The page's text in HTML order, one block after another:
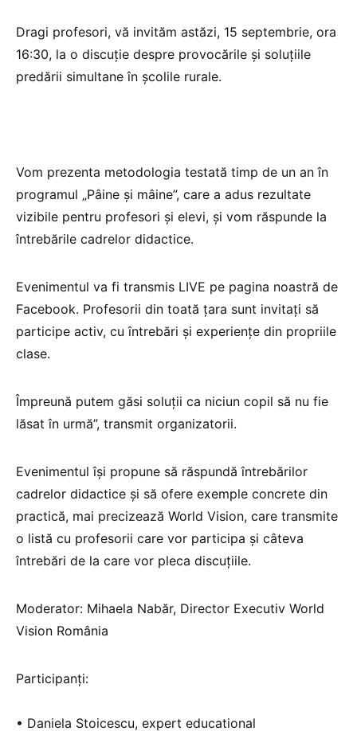
Dragi profesori, vă invităm astăzi, 15 septembrie, ora
16:30, la o discuție despre provocările și soluțiile
predării simultane în școlile rurale.
Vom prezenta metodologia testată timp de un an în
programul „Pâine și mâine”, care a adus rezultate
vizibile pentru profesori și elevi, și vom răspunde la
întrebările cadrelor didactice.
Evenimentul va fi transmis LIVE pe pagina noastră de
Facebook. Profesorii din toată țara sunt invitați să
participe activ, cu întrebări și experiențe din propriile
clase.
Împreună putem găsi soluții ca niciun copil să nu fie
lăsat în urmă”, transmit organizatorii.
Evenimentul își propune să răspundă întrebărilor
cadrelor didactice și să ofere exemple concrete din
practică, mai precizează World Vision, care transmite
o listă cu profesorii care vor participa și câteva
întrebări de la care vor pleca discuțiile.
Moderator: Mihaela Nabăr, Director Executiv World
Vision România
Participanți:
• Daniela Stoicescu, expert educational